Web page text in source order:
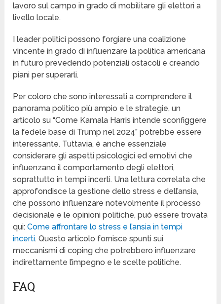
lavoro sul campo in grado di mobilitare gli elettori a
livello locale.
I leader politici possono forgiare una coalizione
vincente in grado di influenzare la politica americana
in futuro prevedendo potenziali ostacoli e creando
piani per superarli.
Per coloro che sono interessati a comprendere il
panorama politico più ampio e le strategie, un
articolo su “Come Kamala Harris intende sconfiggere
la fedele base di Trump nel 2024” potrebbe essere
interessante. Tuttavia, è anche essenziale
considerare gli aspetti psicologici ed emotivi che
influenzano il comportamento degli elettori,
soprattutto in tempi incerti. Una lettura correlata che
approfondisce la gestione dello stress e dell’ansia,
che possono influenzare notevolmente il processo
decisionale e le opinioni politiche, può essere trovata
qui:Come affrontare lo stress e l’ansia in tempi
incerti. Questo articolo fornisce spunti sui
meccanismi di coping che potrebbero influenzare
indirettamente l’impegno e le scelte politiche.
FAQ